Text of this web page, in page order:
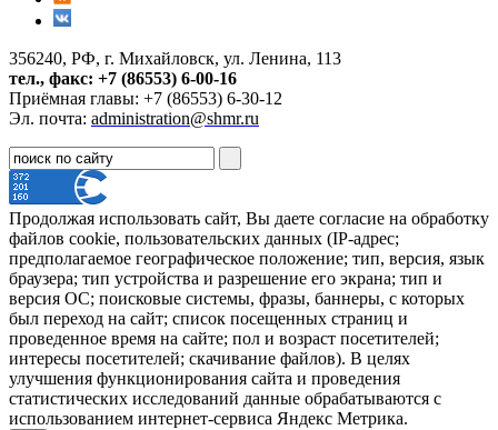
356240, РФ, г. Михайловск, ул. Ленина, 113
тел., факс: +7 (86553) 6-00-16
Приёмная главы: +7 (86553) 6-30-12
Эл. почта: administration@shmr.ru
Продолжая использовать сайт, Вы даете согласие на обработку
файлов cookie, пользовательских данных (IP-адрес;
предполагаемое географическое положение; тип, версия, язык
браузера; тип устройства и разрешение его экрана; тип и
версия ОС; поисковые системы, фразы, баннеры, с которых
был переход на сайт; список посещенных страниц и
проведенное время на сайте; пол и возраст посетителей;
интересы посетителей; скачивание файлов). В целях
улучшения функционирования сайта и проведения
статистических исследований данные обрабатываются с
использованием интернет-сервиса Яндекс Метрика.